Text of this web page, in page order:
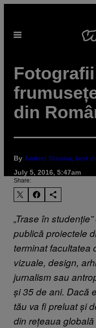
content
Open
din
By Andrei Stancu, text
July 5, 2016, 5:47am
Share:
„Trase în
publică proiectele
terminat facultatea
vizuale, design,
jurnalism sau
și 35 de ani. Dacă
tău va fi preluat și
din rețeaua